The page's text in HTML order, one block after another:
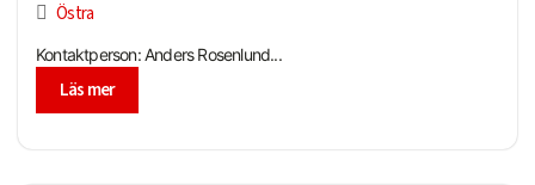
Östra
Kontaktperson: Anders Rosenlund...
Läs mer